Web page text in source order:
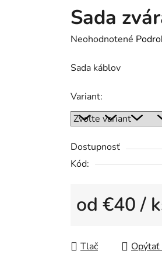
Sada
Priemerné
produktu
0,0
z
hviezdičiek.
Neohodnotené
Sada káblov
Variant:
Dostupnosť
Kód:
od €40 /
Tlač Opýtať